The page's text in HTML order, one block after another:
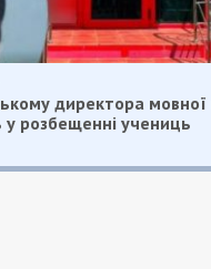
директора мовної
розбещенні учениць